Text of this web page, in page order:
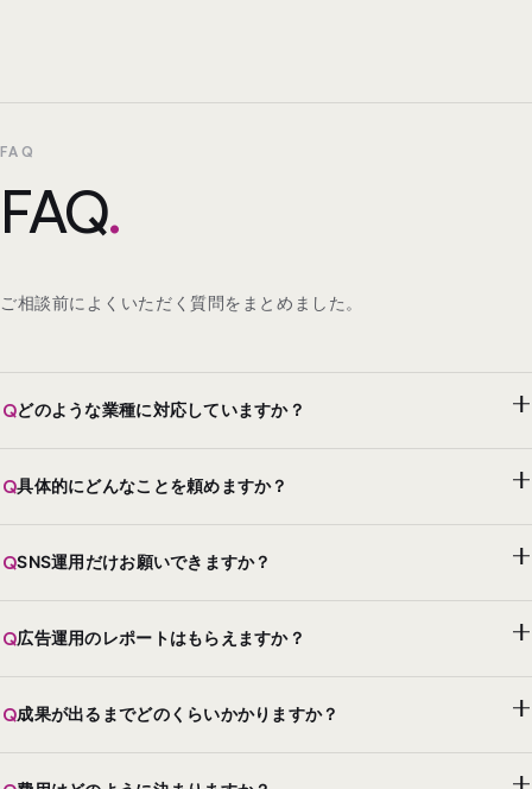
FAQ
FAQ.
ご相談前によくいただく質問をまとめました。
Qどのような業種に対応していますか？
Q具体的にどんなことを頼めますか？
QSNS運用だけお願いできますか？
Q広告運用のレポートはもらえますか？
Q成果が出るまでどのくらいかかりますか？